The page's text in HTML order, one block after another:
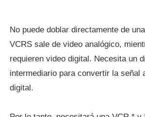
No puede doblar directamente de
VCRS sale de video analógico,
requieren video digital. Necesita un
intermediario para convertir la señal
digital.